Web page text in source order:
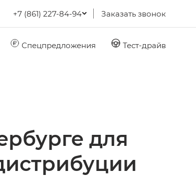
+7 (861) 227-84-94 Заказать звонок
Спецпредложения Тест-драйв
для